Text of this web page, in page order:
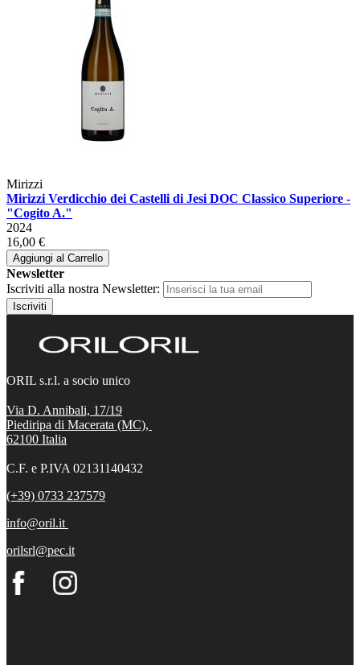
Mirizzi
Mirizzi Verdicchio dei Castelli di Jesi DOC Classico Superiore -
"Cogito A."
2024
16,00 €
Aggiungi al Carrello
Newsletter
Iscriviti alla nostra Newsletter:
Iscriviti
ORIL s.r.l. a socio unico
Via D. Annibali, 17/19
Piediripa di Macerata (MC),
62100 Italia
C.F. e P.IVA 02131140432
(+39) 0733 237579
info@oril.it
orilsrl@pec.it